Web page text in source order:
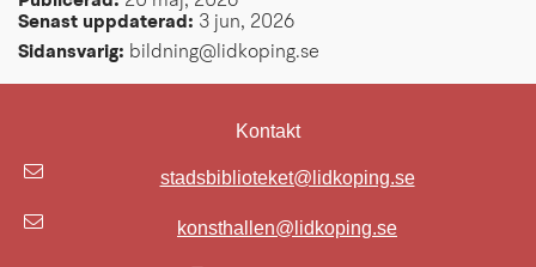
Senast uppdaterad: 3 jun, 2026
Sidansvarig: bildning@lidkoping.se
Kontakt
stadsbiblioteket@lidkoping.se
konsthallen@lidkoping.se